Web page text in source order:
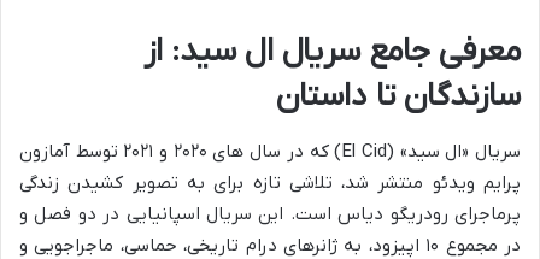
معرفی جامع سریال ال سید: از
سازندگان تا داستان
سریال «ال سید» (El Cid) که در سال های ۲۰۲۰ و ۲۰۲۱ توسط آمازون
پرایم ویدئو منتشر شد، تلاشی تازه برای به تصویر کشیدن زندگی
پرماجرای رودریگو دیاس است. این سریال اسپانیایی در دو فصل و
در مجموع ۱۰ اپیزود، به ژانرهای درام تاریخی، حماسی، ماجراجویی و